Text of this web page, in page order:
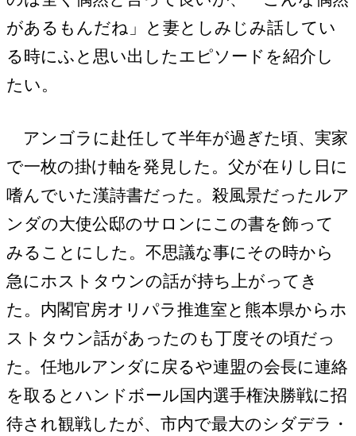
があるもんだね」と妻としみじみ話してい
る時にふと思い出したエピソードを紹介し
たい。
アンゴラに赴任して半年が過ぎた頃、実家
で一枚の掛け軸を発見した。父が在りし日に
嗜んでいた漢詩書だった。殺風景だったルア
ンダの大使公邸のサロンにこの書を飾って
みることにした。不思議な事にその時から
急にホストタウンの話が持ち上がってき
た。内閣官房オリパラ推進室と熊本県からホ
ストタウン話があったのも丁度その頃だっ
た。任地ルアンダに戻るや連盟の会長に連絡
を取るとハンドボール国内選手権決勝戦に招
待され観戦したが、市内で最大のシダデラ・